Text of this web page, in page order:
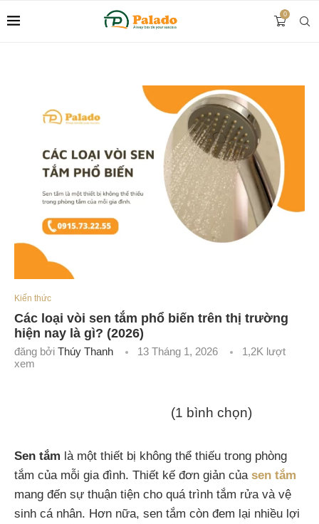
0
Kiến thức
Các loại vòi sen tắm phổ biến trên thị trường
hiện nay là gì? (2026)
đăng bởi Thúy Thanh 13 Tháng 1, 2026 1,2K lượt
xem
(1 bình chọn)
Sen tắm là một thiết bị không thể thiếu trong phòng
tắm của mỗi gia đình. Thiết kế đơn giản của sen tắm
mang đến sự thuận tiện cho quá trình tắm rửa và vệ
sinh cá nhân. Hơn nữa, sen tắm còn đem lại nhiều lợi